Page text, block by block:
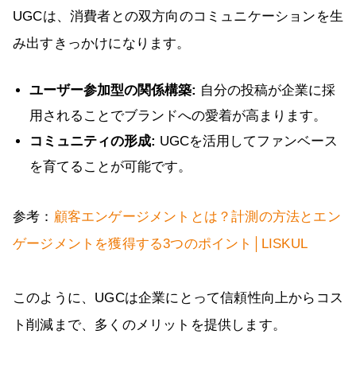
UGCは、消費者との双方向のコミュニケーションを生
み出すきっかけになります。
ユーザー参加型の関係構築: 自分の投稿が企業に採
用されることでブランドへの愛着が高まります。
コミュニティの形成: UGCを活用してファンベース
を育てることが可能です。
参考： 顧客エンゲージメントとは？計測の方法とエン
ゲージメントを獲得する3つのポイント│LISKUL
このように、UGCは企業にとって信頼性向上からコス
ト削減まで、多くのメリットを提供します。